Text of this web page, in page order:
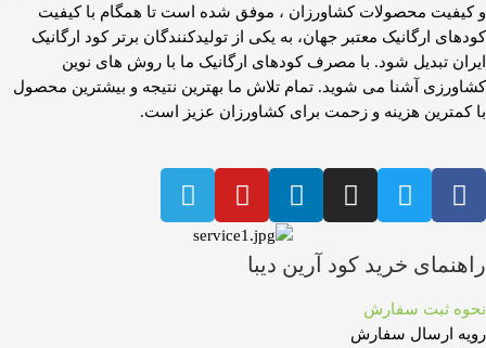
و کیفیت محصولات کشاورزان ، موفق شده است تا همگام با کیفیت
کودهای ارگانیک معتبر جهان، به یکی از تولیدکنندگان برتر کود ارگانیک
ایران تبدیل شود. با مصرف کودهای ارگانیک ما با روش های نوین
کشاورزی آشنا می شوید. تمام تلاش ما بهترین نتیجه و بیشترین محصول
با کمترین هزینه و زحمت برای کشاورزان عزیز است.​
راهنمای خرید کود آرین دیبا
نحوه ثبت سفارش
رویه ارسال سفارش